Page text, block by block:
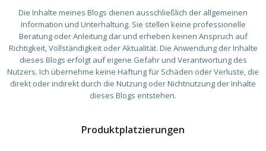
Die Inhalte meines Blogs dienen ausschließlich der allgemeinen
Information und Unterhaltung. Sie stellen keine professionelle
Beratung oder Anleitung dar und erheben keinen Anspruch auf
Richtigkeit, Vollständigkeit oder Aktualität. Die Anwendung der Inhalte
dieses Blogs erfolgt auf eigene Gefahr und Verantwortung des
Nutzers. Ich übernehme keine Haftung für Schäden oder Verluste, die
direkt oder indirekt durch die Nutzung oder Nichtnutzung der Inhalte
dieses Blogs entstehen.
Produktplatzierungen